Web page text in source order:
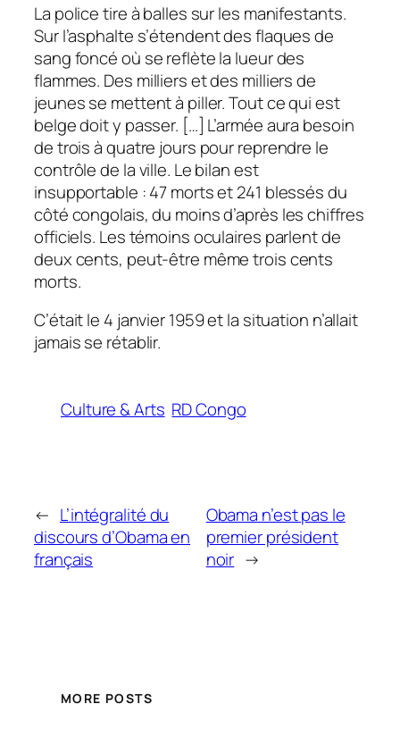
La police tire à balles sur les manifestants.
Sur l’asphalte s’étendent des flaques de
sang foncé où se reflète la lueur des
flammes. Des milliers et des milliers de
jeunes se mettent à piller. Tout ce qui est
belge doit y passer. […] L’armée aura besoin
de trois à quatre jours pour reprendre le
contrôle de la ville. Le bilan est
insupportable : 47 morts et 241 blessés du
côté congolais, du moins d’après les chiffres
officiels. Les témoins oculaires parlent de
deux cents, peut-être même trois cents
morts.
C’était le 4 janvier 1959 et la situation n’allait
jamais se rétablir.
Culture & Arts RD Congo
← L’intégralité du
discours d’Obama en
français
Obama n’est pas le
premier président
noir →
MORE POSTS